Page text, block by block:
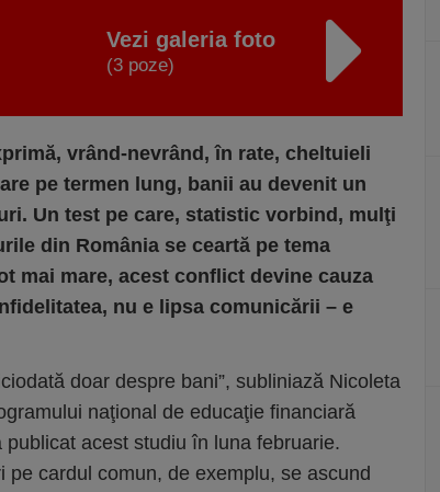
Vezi galeria foto
(3 poze)
vrând-nevrând, în rate, cheltuieli
pe termen lung, banii au devenit un
Un test pe care, statistic vorbind, mulţi
din România se ceartă pe tema
mai mare, acest conflict devine cauza
nu e lipsa comunicării – e
doar despre bani”, subliniază Nicoleta
naţional de educaţie financiară
publicat acest studiu în luna februarie.
cardul comun, de exemplu, se ascund